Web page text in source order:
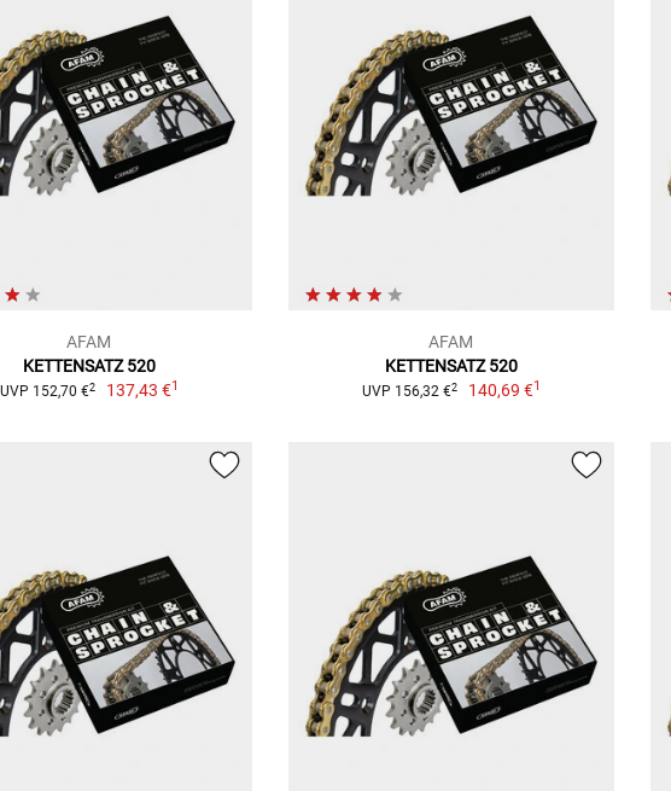
AFAM
KETTENSATZ 520
UVP 152,70 €2 137,43 €1
AFAM
KETTENSATZ 520
UVP 156,32 €2 140,69 €1